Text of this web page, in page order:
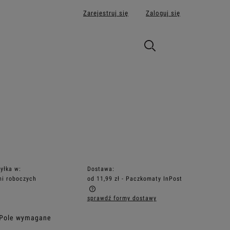
Zarejestruj się Zaloguj się
w:
roboczych
Dostawa:
od 11,99 zł - Paczkomaty InPost
sprawdź formy dostawy
wymagane